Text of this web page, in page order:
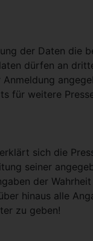
der Daten die
dürfen an
für weitere
sich die
seiner
der
hinaus alle
zu geben!